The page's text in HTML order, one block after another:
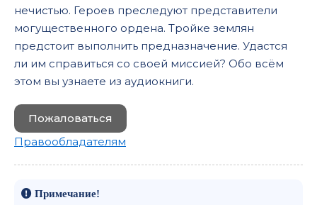
нечистью. Героев преследуют представители
могущественного ордена. Тройке землян
предстоит выполнить предназначение. Удастся
ли им справиться со своей миссией? Обо всём
этом вы узнаете из аудиокниги.
Пожаловаться
Правообладателям
Примечание!